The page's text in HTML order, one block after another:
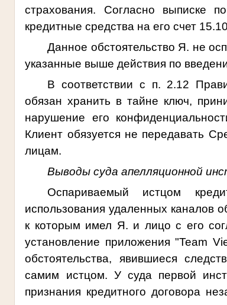
страхования. Согласно выписке
кредитные средства на его счет
Данное обстоятельство Я. не
указанные выше действия по
В соответствии с п. 2.12
обязан хранить в тайне ключ,
нарушение его
Клиент обязуется не передавать
лицам.
Выводы суда апелляционной
Оспариваемый истцом
использования удаленных каналов
к которым имел Я. и лицо с его
установление приложения "Team
обстоятельства, явившиеся
самим истцом. У суда первой
признания кредитного договора